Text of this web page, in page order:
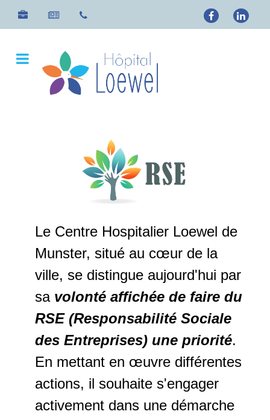
Le Centre Hospitalier Loewel de
Munster, situé au cœur de la
ville, se distingue aujourd'hui par
sa volonté affichée de faire du
RSE (Responsabilité Sociale
des Entreprises) une priorité.
En mettant en œuvre différentes
actions, il souhaite s'engager
activement dans une démarche